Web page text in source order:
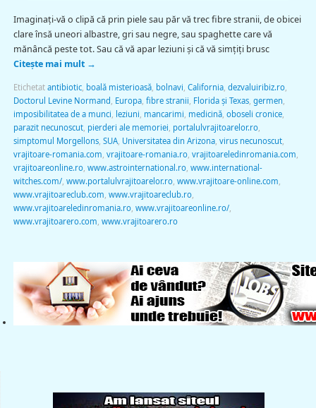
Imaginaţi-vă o clipă că prin piele sau păr vă trec fibre stranii, de obicei
clare însă uneori albastre, gri sau negre, sau spaghette care vă
mănâncă peste tot. Sau că vă apar leziuni şi că vă simţiţi brusc
Citește mai mult →
Etichetat antibiotic, boală misterioasă, bolnavi California, dezvaluiribiz.ro,
Doctorul Levine Normand Europa, fibre stranii Florida şi Texas, germen
imposibilitatea de a munci
leziuni mancarimi medicină, oboseli cronice,
parazit necunoscut, pierderi ale memoriei portalulvrajitoarelor.ro,
simptomul Morgellons, SUA, Universitatea din Arizona, virus necunoscut,
vrajitoare-romania.com vrajitoare-romania.ro, vrajitoareledinromania.com
vrajitoareonline.ro, www.astrointernational.ro, www.international-
witches.com/, www.portalulvrajitoarelor.ro, www.vrajitoare-online.com
www.vrajitoareclub.com www.vrajitoareclub.ro,
www.vrajitoareledinromania.ro, www.vrajitoareonline.ro/,
www.vrajitoarero.com www.vrajitoarero.ro